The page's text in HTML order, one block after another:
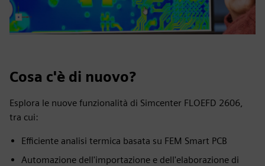
Cosa c'è di nuovo?
Esplora le nuove funzionalità di Simcenter FLOEFD 2606,
tra cui:
Efficiente analisi termica basata su FEM Smart PCB
Automazione dell'importazione e dell'elaborazione di